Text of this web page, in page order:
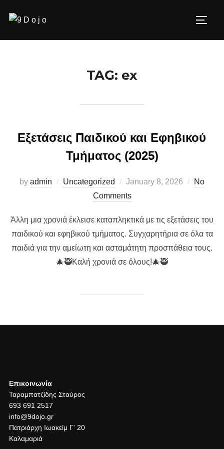
TAG: ex
Εξετάσεις Παιδικού και Εφηβικού
Τμήματος (2025)
by admin Uncategorized
Posted
on
January 8, 2026
No
Comments
Άλλη μια χρονιά έκλεισε καταπληκτικά με τις εξετάσεις του
παιδικού και εφηβικού τμήματος. Συγχαρητήρια σε όλα τα
παιδιά για την αμείωτη και ασταμάτητη προσπάθεια τους.
🎄🥷Καλή χρονιά σε όλους!🎄🥷
Επικοινωνία
Ταραμπατζίδης Σταύρος
693 691 2517
info@9dojo.gr
Πατριάρχη Ιωακείμ Γ' 20
Καλαμαριά